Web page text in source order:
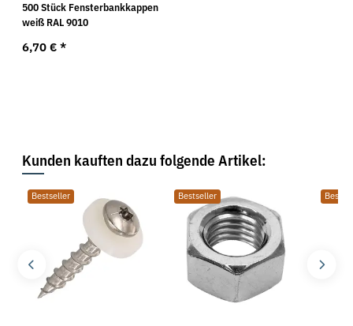
500 Stück Fensterbankkappen
weiß RAL 9010
6,70 € *
Kunden kauften dazu folgende Artikel:
Bestseller Bestseller